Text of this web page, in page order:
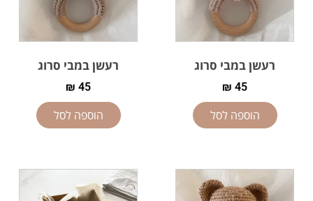
רעשן במבי סרוג
₪ 45
הוספה לסל
רעשן במבי סרוג
₪ 45
הוספה לסל